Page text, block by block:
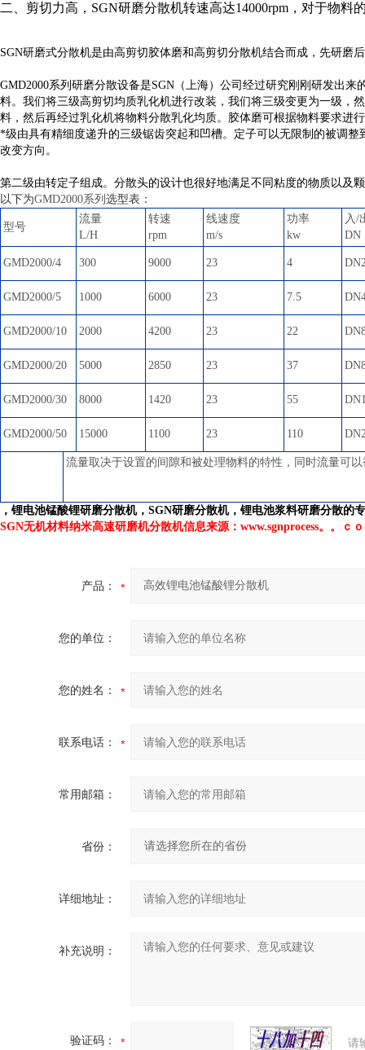
二、剪切力高，SGN研磨分散机转速高达14000rpm，对于物
SGN研磨式分散机是由高剪切胶体磨和高剪切分散机结合而成，先研磨
GMD2000系列研磨分散设备是SGN（上海）公司经过研究刚刚研发出
料。我们将三级高剪切均质乳化机进行改装，我们将三级变更为一级，
料，然后再经过乳化机将物料分散乳化均质。胶体磨可根据物料要求进
*级由具有精细度递升的三级锯齿突起和凹槽。定子可以无限制的被调
改变方向。
第二级由转定子组成。分散头的设计也很好地满足不同粘度的物质以及
以下为GMD2000系列 选型表：
型号
流量
L/H
转速
rpm
线速度
m/s
功率
kw
入/
DN
GMD2000/4 300 9000 23 4
GMD2000/5 1000 6000 23 7.5
GMD2000/10 2000 4200 23 22
GMD2000/20 5000 2850 23 37
GMD2000/30 8000 1420 23 55
GMD2000/50 15000 1100 23 110
流量取决于设置的间隙和被处理物料的特性，同时流量可
，锂电池锰酸锂研磨分散机，SGN研磨分散机，锂电池浆料研磨分散的
SGN无机材料纳米高速研磨机分散机信息来源：www.sgnprocess。。ｃ
产品：
您的单位：
您的姓名：
联系电话：
常用邮箱：
省份：
详细地址：
补充说明：
验证码： 请